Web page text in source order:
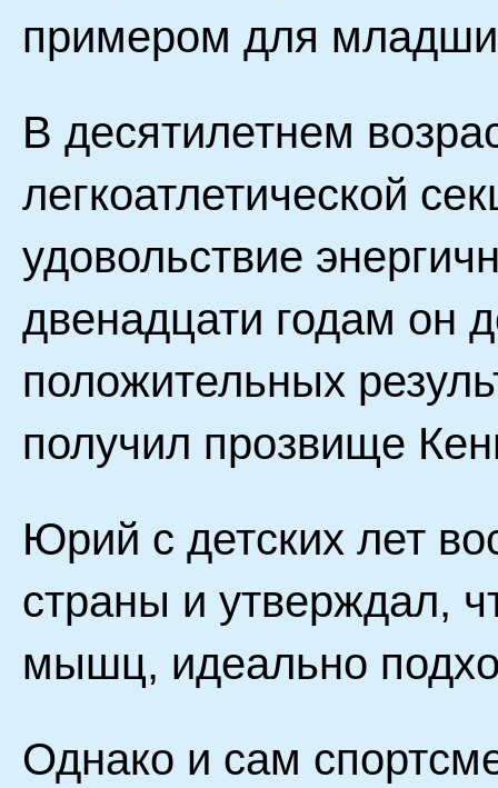
примером для
В десятилетнем
легкоатлетической
удовольствие
двенадцати годам он
положительных
получил прозвище
Юрий с детских лет
страны и утверждал,
мышц, идеально
Однако и сам